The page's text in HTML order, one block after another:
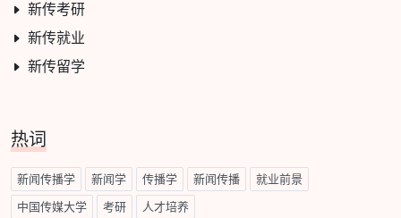
新传考研
新传就业
新传留学
热词
新闻传播学 新闻学 传播学 新闻传播 就业前景
中国传媒大学 考研 人才培养